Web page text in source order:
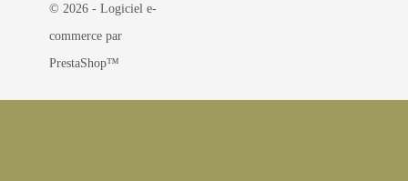
© 2026 - Logiciel e-
commerce par
PrestaShop™